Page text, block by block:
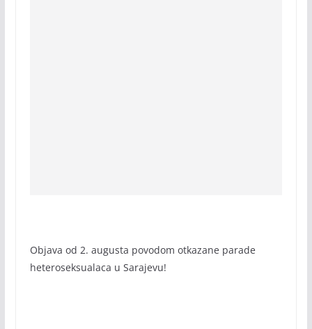
Objava od 2. augusta povodom otkazane parade
heteroseksualaca u Sarajevu!